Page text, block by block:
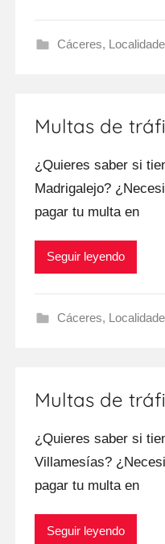
Cáceres,
Multas de
¿Quieres saber ѕi
Madrigalejo?
pagar tu multa en
Seguir leyendo
Cáceres,
Multas de
¿Quieres saber ѕi
Villamesías?
pagar tu multa en
Seguir leyendo